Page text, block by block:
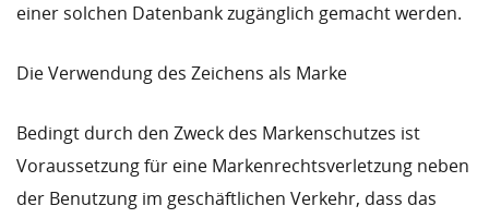
einer solchen Datenbank zugänglich gemacht werden.
Die Verwendung des Zeichens als Marke
Bedingt durch den Zweck des Markenschutzes ist
Voraussetzung für eine Markenrechtsverletzung neben
der Benutzung im geschäftlichen Verkehr, dass das